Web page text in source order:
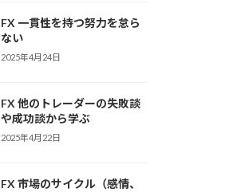
FX 一貫性を持つ努力を怠ら
ない
2025年4月24日
FX 他のトレーダーの失敗談
や成功談から学ぶ
2025年4月22日
FX 市場のサイクル（感情、